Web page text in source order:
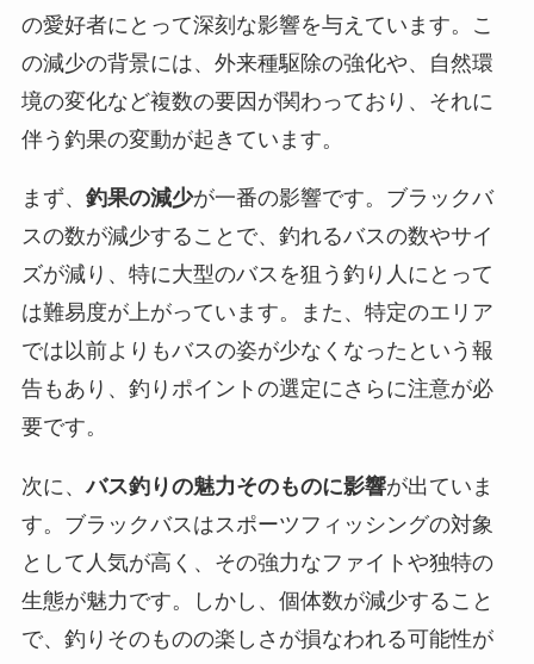
の愛好者にとって深刻な影響を与えています。こ
の減少の背景には、外来種駆除の強化や、自然環
境の変化など複数の要因が関わっており、それに
伴う釣果の変動が起きています。
まず、 釣果の減少が一番の影響です。ブラックバ
スの数が減少することで、釣れるバスの数やサイ
ズが減り、特に大型のバスを狙う釣り人にとって
は難易度が上がっています。また、特定のエリア
では以前よりもバスの姿が少なくなったという報
告もあり、釣りポイントの選定にさらに注意が必
要です。
次に、バス釣りの魅力そのものに影響が出ていま
す。ブラックバスはスポーツフィッシングの対象
として人気が高く、その強力なファイトや独特の
生態が魅力です。しかし、個体数が減少すること
で、釣りそのものの楽しさが損なわれる可能性が